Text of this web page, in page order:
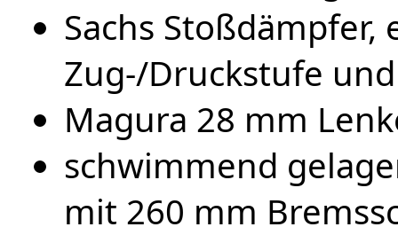
Sachs
Zug-/Druckstufe
Magura 28 mm
schwimmend
mit 260 mm